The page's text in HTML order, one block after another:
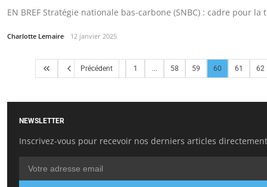
EN BREF Stratégie nationale bas-carbone (SNBC) : cadre pour
Charlotte Lemaire 12 janvier 2025
Précédent 1 ... 58 59 60 61 62
NEWSLETTER
Inscrivez-vous pour recevoir nos derniers articles